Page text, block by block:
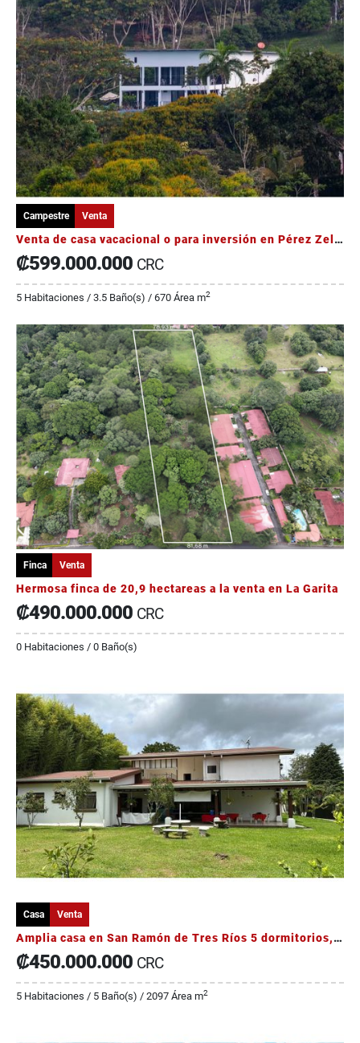
Campestre Venta
Venta de casa vacacional o para inversión en Pérez Zeledón
₡599.000.000 CRC
5 Habitaciones / 3.5 Baño(s) / 670 Área m2
Finca Venta
Hermosa finca de 20,9 hectareas a la venta en La Garita
₡490.000.000 CRC
0 Habitaciones / 0 Baño(s)
Casa Venta
Amplia casa en San Ramón de Tres Ríos 5 dormitorios, jardínes
₡450.000.000 CRC
5 Habitaciones / 5 Baño(s) / 2097 Área m2